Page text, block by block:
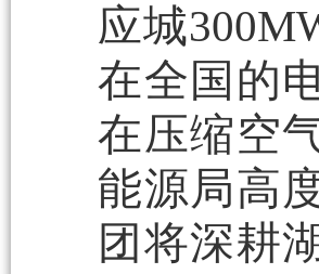
应城
在全国的
在压缩空
能源局高
团将深耕